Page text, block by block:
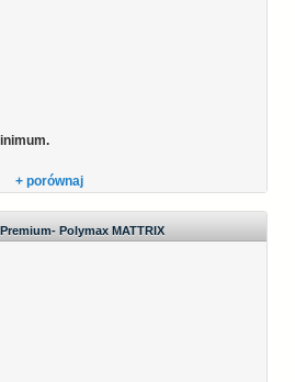
+ porównaj
Polymax MATTRIX